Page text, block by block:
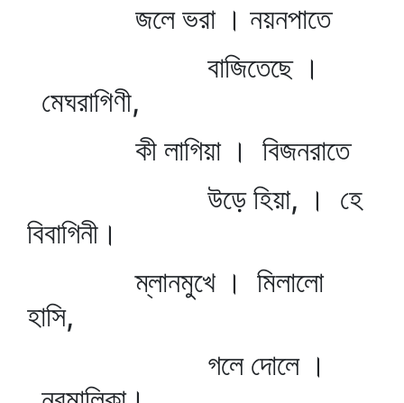
জলে ভরা । নয়নপাতে
বাজিতেছে ।
মেঘরাগিণী,
কী লাগিয়া । বিজনরাতে
উড়ে হিয়া, । হে
বিবাগিনী।
ম্লানমুখে । মিলালো
হাসি,
গলে দোলে ।